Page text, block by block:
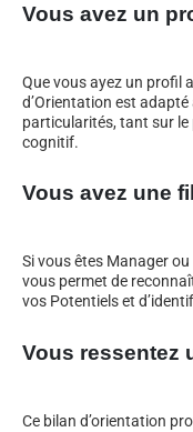
Vous avez un
Que vous ayez un profil
d’Orientation est
particularités, tant sur le
cognitif.
Vous avez une
Si vous êtes Manager
vous permet de
vos Potentiels et
Vous ressentez
Ce bilan d’orientation